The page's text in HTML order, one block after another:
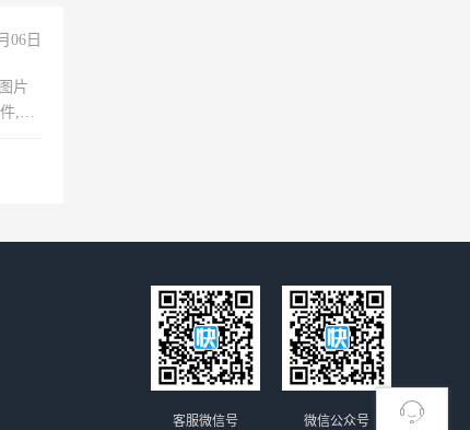
06日
片
,工
微信公众号
客服微信号